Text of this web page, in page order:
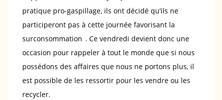
pratique pro-gaspillage, ils ont décidé qu’ils ne
participeront pas à cette journée favorisant la
surconsommation . Ce vendredi devient donc une
occasion pour rappeler à tout le monde que si nous
possédons des affaires que nous ne portons plus, il
est possible de les ressortir pour les vendre ou les
recycler.